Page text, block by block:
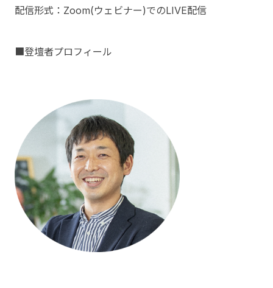
配信形式：Zoom(ウェビナー)でのLIVE配信
■登壇者プロフィール